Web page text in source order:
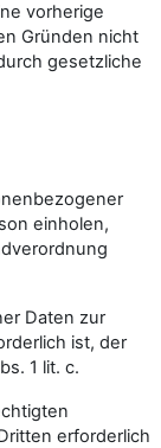
vorherige
Gründen nicht
gesetzliche
einholen,
Daten zur
ist, der
1 lit. c.
erforderlich